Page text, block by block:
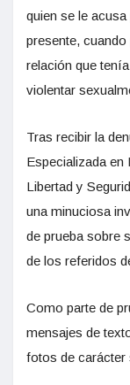
quien se le
presente,
relación que
violentar
Tras recibir la
Especializada en
Libertad y
una minuciosa
de prueba sobre
de los referidos
Como parte de
mensajes de
fotos de carácter